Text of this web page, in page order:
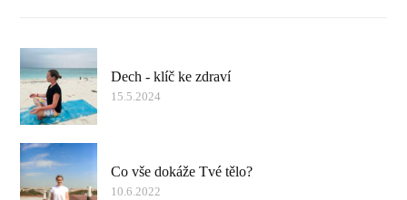
Dech - klíč ke zdraví
15.5.2024
Co vše dokáže Tvé tělo?
10.6.2022